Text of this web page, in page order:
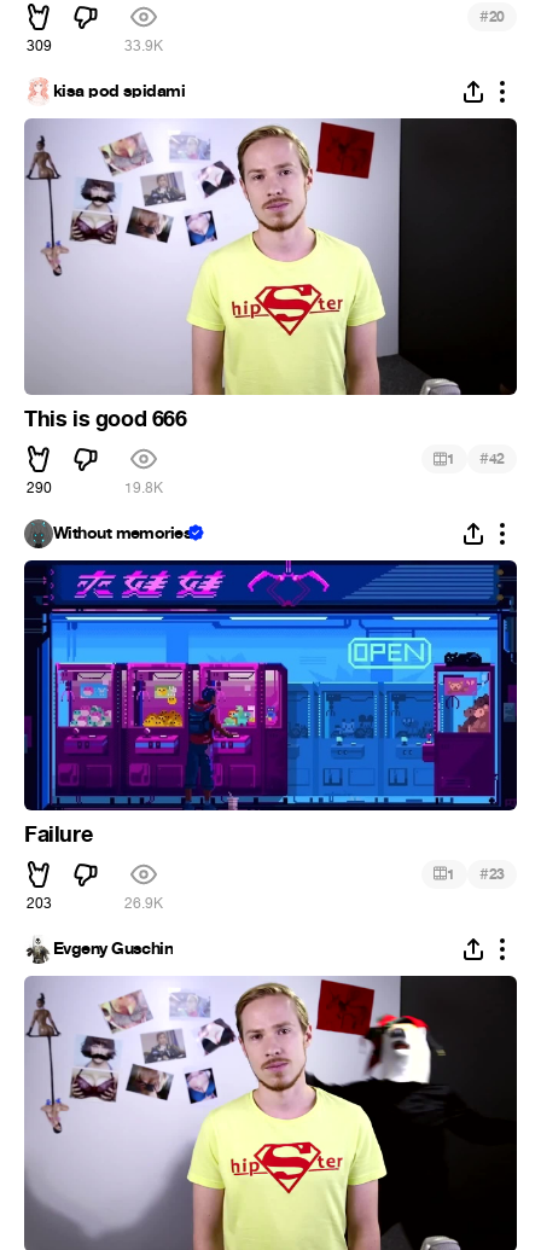
309 33.9K
#20
kisa pod spidami
This is good 666
290 19.8K
1 #42
Without memories
Failure
203 26.9K
1 #23
Evgeny Guschin